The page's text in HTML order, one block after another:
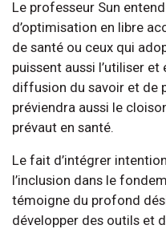
Le professeur Sun
d’optimisation en libre
de santé ou ceux qui
puissent aussi l’utiliser
diffusion du savoir et de
préviendra aussi le
prévaut en santé.
Le fait d’intégrer
l’inclusion dans le
témoigne du profond
développer des outils et